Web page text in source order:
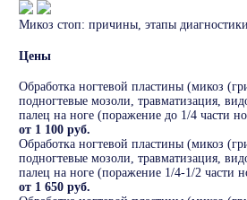
Микоз стоп: причины, этапы
Цены
Обработка ногтевой пластины (микоз
подногтевые мозоли, травматизация,
палец на ноге (поражение до 1/4 части
от 1 100 руб.
Обработка ногтевой пластины (микоз
подногтевые мозоли, травматизация,
палец на ноге (поражение 1/4-1/2 части
от 1 650 руб.